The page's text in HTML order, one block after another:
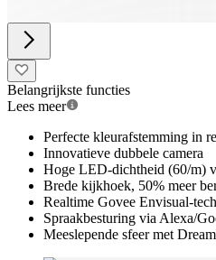
Belangrijkste functies
Lees meer
Perfecte kleurafstemming in
Innovatieve dubbele camera
Hoge LED-dichtheid (60/m)
Brede kijkhoek, 50% meer
Realtime Govee Envisual-
Spraakbesturing via Alexa/
Meeslepende sfeer met